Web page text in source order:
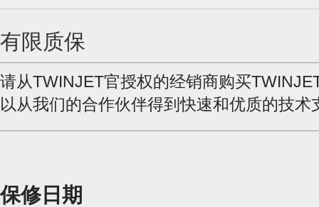
有限质保
请从TWINJET官授权的经销商购买
以从我们的合作伙伴得到快速和优质的技术
保修日期